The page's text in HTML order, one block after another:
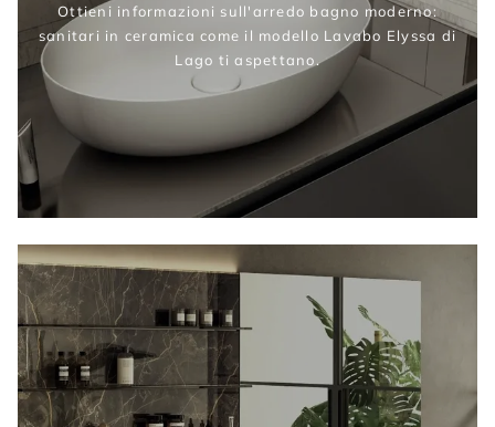
Ottieni informazioni sull'arredo bagno moderno:
sanitari in ceramica come il modello Lavabo Elyssa di
Lago ti aspettano.